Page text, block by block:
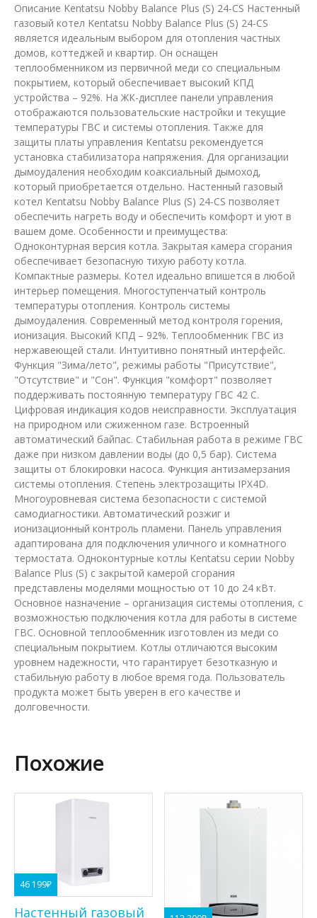
Описание Kentatsu Nobby Balance Plus (S) 24-CS Настенный
газовый котел Kentatsu Nobby Balance Plus (S) 24-CS
является идеальным выбором для отопления частных
домов, коттеджей и квартир. Он оснащен
теплообменником из первичной меди со специальным
покрытием, который обеспечивает высокий КПД
устройства – 92%. На ЖК-дисплее панели управления
отображаются пользовательские настройки и текущие
температуры ГВС и системы отопления. Также для
защиты платы управления Kentatsu рекомендуется
установка стабилизатора напряжения. Для организации
дымоудаления необходим коаксиальный дымоход,
который приобретается отдельно. Настенный газовый
котел Kentatsu Nobby Balance Plus (S) 24-CS позволяет
обеспечить нагреть воду и обеспечить комфорт и уют в
вашем доме. Особенности и преимущества:
Одноконтурная версия котла. Закрытая камера сгорания
обеспечивает безопасную тихую работу котла.
Компактные размеры. Котел идеально впишется в любой
интерьер помещения. Многоступенчатый контроль
температуры отопления. Контроль системы
дымоудаления. Современный метод контроля горения,
ионизация. Высокий КПД – 92%. Теплообменник ГВС из
нержавеющей стали. Интуитивно понятный интерфейс.
Функция "Зима/лето", режимы работы "Присутствие",
"Отсутствие" и "Сон". Функция "комфорт" позволяет
поддерживать постоянную температуру ГВС 42 С.
Цифровая индикация кодов неисправности. Эксплуатация
на природном или сжиженном газе. Встроенный
автоматический байпас. Стабильная работа в режиме ГВС
даже при низком давлении воды (до 0,5 бар). Система
защиты от блокировки насоса. Функция антизамерзания
системы отопления. Степень электрозащиты IPX4D.
Многоуровневая система безопасности с системой
самодиагностики. Автоматический розжиг и
ионизационный контроль пламени. Панель управления
адаптирована для подключения уличного и комнатного
термостата. Одноконтурные котлы Kentatsu серии Nobby
Balance Plus (S) с закрытой камерой сгорания
представлены моделями мощностью от 10 до 24 кВт.
Основное назначение – организация системы отопления, с
возможностью подключения котла для работы в системе
ГВС. Основной теплообменник изготовлен из меди со
специальным покрытием. Котлы отличаются высоким
уровнем надежности, что гарантирует безотказную и
стабильную работу в любое время года. Пользователь
продукта может быть уверен в его качестве и
долговечности.
Похожие
46 199₽
Настенный газовый